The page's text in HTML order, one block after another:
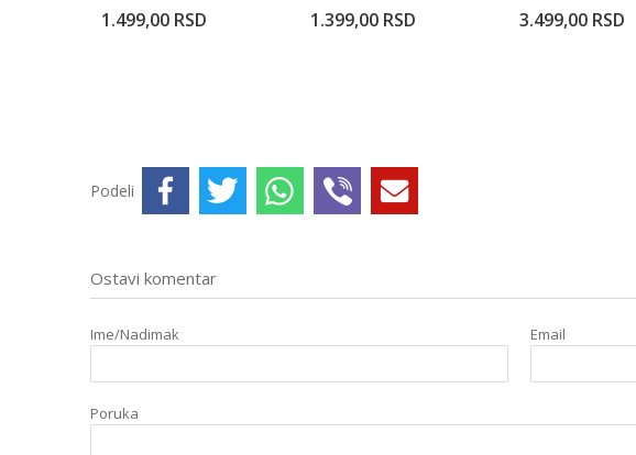
1.499,00 RSD 1.399,00 RSD 3.499,00 RSD
Podeli
Ostavi komentar
Ime/Nadimak Email
Poruka